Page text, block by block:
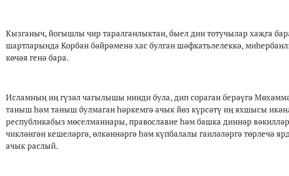
Кызганыч, йогышлы чир таралганлыктан, быел дин тотучылар хаҗга
шартларында Корбан бәйрәменә хас булган шәфкатьлелеккә,
көчәя генә бара.
Исламның иң гүзәл чагылышы нинди була, дип сораган берәүгә
таныш һәм таныш булмаган һәркемгә ачык йөз күрсәтү иң яхшысы
республикабыз мөселманнары, православие һәм башка диннәр
чикләнгән кешеләргә, өлкәннәргә һәм күпбалалы гаиләләргә төрлечә
ачык раслый.